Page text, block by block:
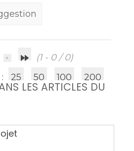
(1 - 0 / 0)
25 50 100 200
LES ARTICLES DU